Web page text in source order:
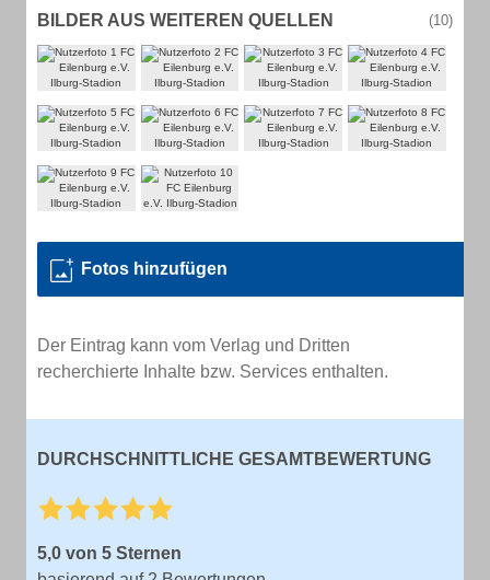
BILDER AUS WEITEREN QUELLEN (10)
Fotos hinzufügen
Der Eintrag kann vom Verlag und Dritten
recherchierte Inhalte bzw. Services enthalten.
DURCHSCHNITTLICHE GESAMTBEWERTUNG
5,0 von 5 Sternen